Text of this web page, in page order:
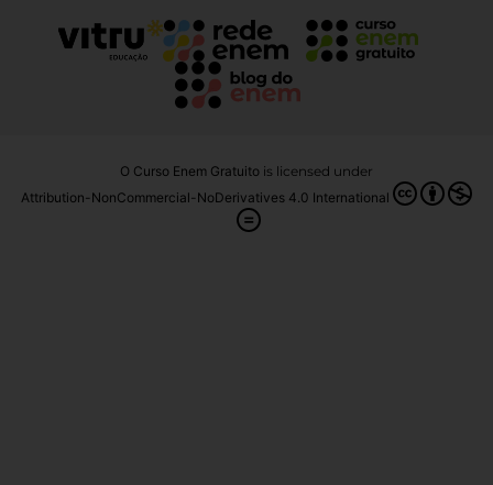
O Curso Enem Gratuito is licensed under
Attribution-NonCommercial-NoDerivatives 4.0 International